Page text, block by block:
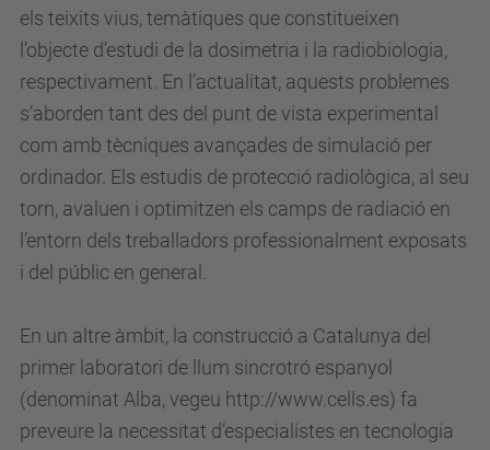
els teixits vius, temàtiques que constitueixen
l’objecte d’estudi de la dosimetria i la radiobiologia,
respectivament. En l’actualitat, aquests problemes
s’aborden tant des del punt de vista experimental
com amb tècniques avançades de simulació per
ordinador. Els estudis de protecció radiològica, al seu
torn, avaluen i optimitzen els camps de radiació en
l’entorn dels treballadors professionalment exposats
i del públic en general.
En un altre àmbit, la construcció a Catalunya del
primer laboratori de llum sincrotró espanyol
(denominat Alba, vegeu http://www.cells.es) fa
preveure la necessitat d’especialistes en tecnologia